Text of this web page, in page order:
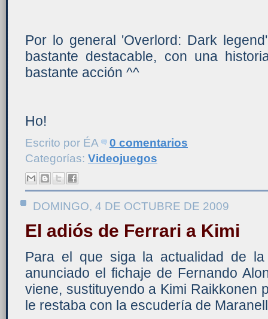
Por lo general 'Overlord: Dark
bastante destacable, con una
bastante acción ^^
Ho!
Escrito por ÉA
0 comentarios
Categorías: Videojuegos
DOMINGO, 4 DE OCTUBRE DE 2009
El adiós de Ferrari a Kimi
Para el que siga la actualidad de
anunciado el fichaje de Fernando
viene, sustituyendo a Kimi Raikkonen
le restaba con la escudería de